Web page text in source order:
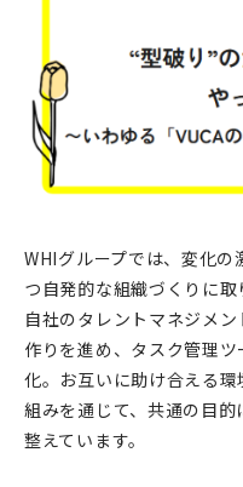
WHIグループでは、変化の
つ自発的な組織づくりに取
自社のタレントマネジメ
作りを進め、タスク管理
化。お互いに助け合える
組みを通じて、共通の目
整えています。